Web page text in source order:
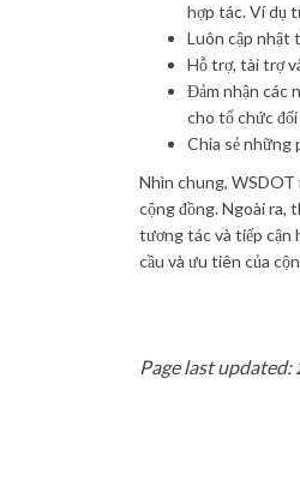
hợp tác. Ví dụ
Luôn cập nhật
Hỗ trợ, tài trợ
Đảm nhận các
cho tổ chức
Chia sẻ những
Nhìn chung, WSDOT
cộng đồng. Ngoài ra,
tương tác và tiếp cận
cầu và ưu tiên của
Page last